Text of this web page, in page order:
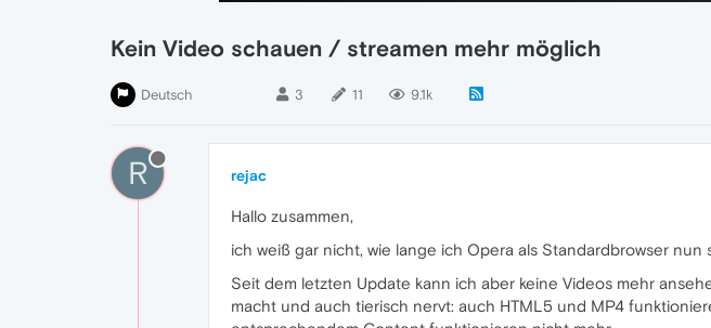
Kein Video schauen / streamen mehr möglich
Deutsch 3 11 9.1k
R rejac
Hallo zusammen,
ich weiß gar nicht, wie lange ich Opera als Standardbrowser
Seit dem letzten Update kann ich aber keine Videos mehr
macht und auch tierisch nervt: auch HTML5 und MP4